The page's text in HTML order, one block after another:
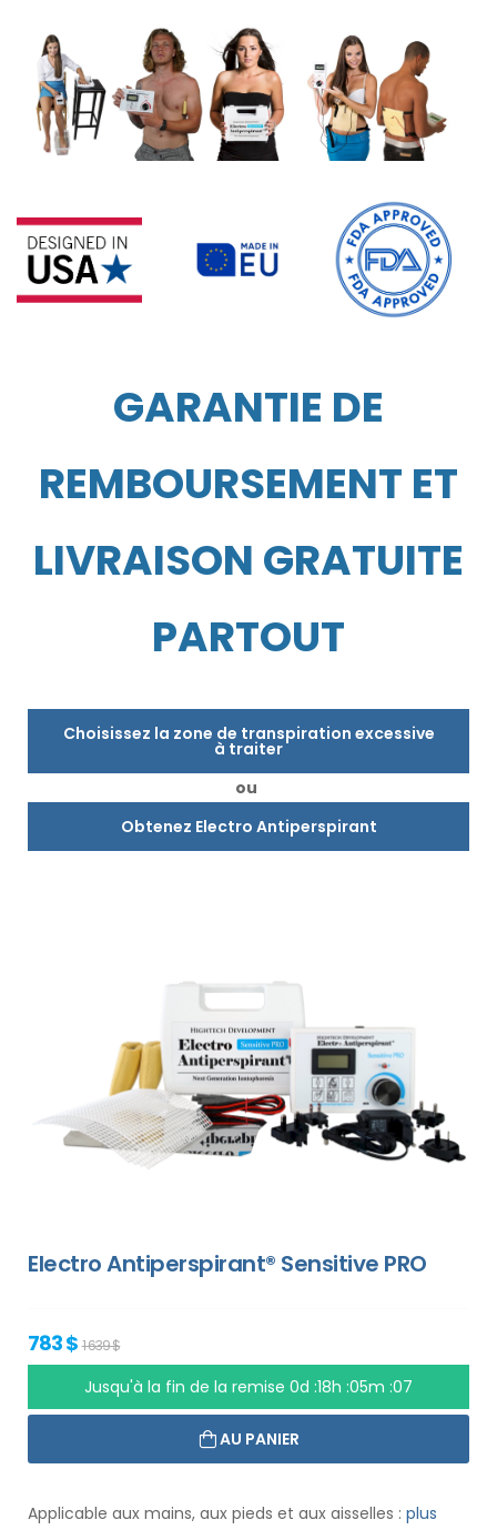
GARANTIE DE
REMBOURSEMENT ET
LIVRAISON GRATUITE
PARTOUT
Choisissez la zone de transpiration excessive
à traiter
ou
Obtenez Electro Antiperspirant
Electro Antiperspirant® Sensitive PRO
783 $1 639 $
Jusqu'à la fin de la remise 0d :18h :05m :06
AU PANIER
Applicable aux mains, aux pieds et aux aisselles : plus